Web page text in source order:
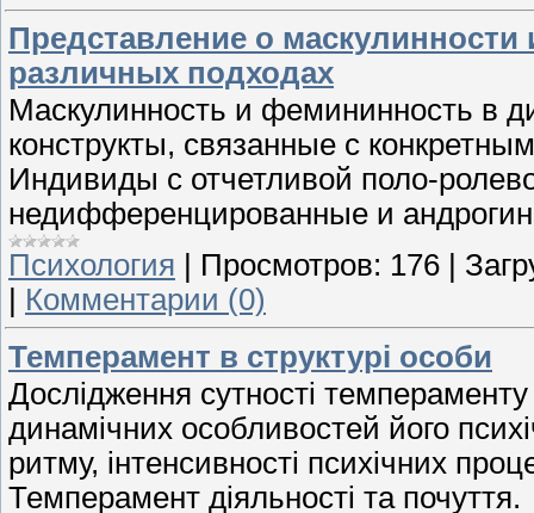
Представление о
различных подходах
Маскулинность и фемининность в
конструкты, связанные с
Индивиды с отчетливой поло-
недифференцированные и
Психология
Просмотров: 176
Комментарии (0)
Темперамент в структурі особи
Дослідження сутності
динамічних особливостей його
ритму, інтенсивності психічних
Темперамент діяльності та почуття.